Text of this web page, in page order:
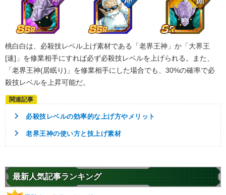
マイ
7.5 /10点
【発動リンク効果】
気力+2
ATK+10%
残虐
不思議な大冒険
【一致するカテゴリー(
)】
8.0 /10点
・気力+2
・
ATK+10%
【一致するカテゴリー(5)】
任務遂行
桃白白は、必殺技レベル上げ素材である「老界王神」か「大界王
[速]」を修業相手にすれば必ず必殺技レベルを上げられる。また、
「老界王神(居眠り)」を修業相手にした場合でも、30%の確率で必
殺技レベルを上昇可能だ。
必殺技レベルの効率的な上げ方やメリット
老界王神の使い方と技上げ素材
最新人気記事ランキング